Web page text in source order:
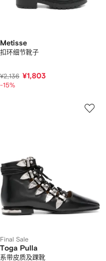
Metisse
扣环细节靴子
¥2,136 ¥1,803
-15%
Final Sale
Toga Pulla
系带皮质及踝靴